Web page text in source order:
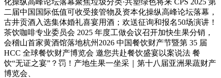
二届中国国际低值可收受接管物及资本化操纵高峰论坛落幕，
古井贡酒入选集体婚礼喜宴用酒；欢送征询和报名50场演讲！
茶饮咖啡专业委员会 2025 年度工做会议召开加快生果分销，
会稽山首家黄酒馆落地杭州2026 中国餐饮财产节暨第 35 届
HCC 全球餐饮财产博览会 邀您共赴餐饮盛宴以案说法 餐
饮“无证之宴”？罚！产地生果一坐采｜第十八届亚洲果蔬财产
博览会、